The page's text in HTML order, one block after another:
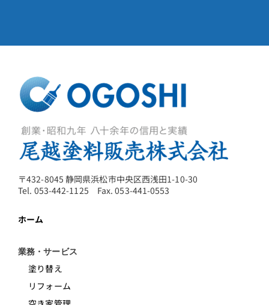
〒432-8045 静岡県浜松市中央区西浅田1-10-30
Tel. 053-442-1125 Fax. 053-441-0553
ホーム
業務・サービス
塗り替え
リフォーム